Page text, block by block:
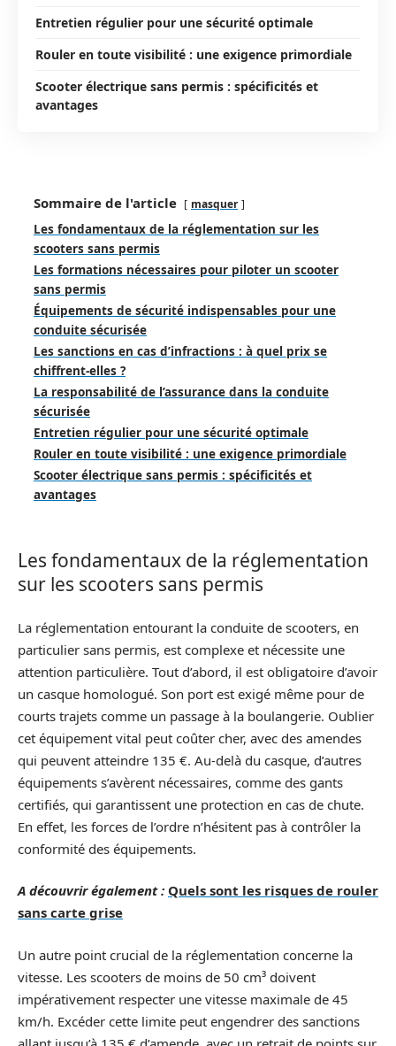
Entretien régulier pour une sécurité optimale
Rouler en toute visibilité : une exigence primordiale
Scooter électrique sans permis : spécificités et
avantages
Sommaire de l'article masquer
Les fondamentaux de la réglementation sur les
scooters sans permis
Les formations nécessaires pour piloter un scooter
sans permis
Équipements de sécurité indispensables pour une
conduite sécurisée
Les sanctions en cas d’infractions : à quel prix se
chiffrent-elles ?
La responsabilité de l’assurance dans la conduite
sécurisée
Entretien régulier pour une sécurité optimale
Rouler en toute visibilité : une exigence primordiale
Scooter électrique sans permis : spécificités et
avantages
Les fondamentaux de la réglementation
sur les scooters sans permis
La réglementation entourant la conduite de scooters, en
particulier sans permis, est complexe et nécessite une
attention particulière. Tout d’abord, il est obligatoire d’avoir
un casque homologué. Son port est exigé même pour de
courts trajets comme un passage à la boulangerie. Oublier
cet équipement vital peut coûter cher, avec des amendes
qui peuvent atteindre 135 €. Au-delà du casque, d’autres
équipements s’avèrent nécessaires, comme des gants
certifiés, qui garantissent une protection en cas de chute.
En effet, les forces de l’ordre n’hésitent pas à contrôler la
conformité des équipements.
A découvrir également : Quels sont les risques de rouler
sans carte grise
Un autre point crucial de la réglementation concerne la
vitesse. Les scooters de moins de 50 cm³ doivent
impérativement respecter une vitesse maximale de 45
km/h. Excéder cette limite peut engendrer des sanctions